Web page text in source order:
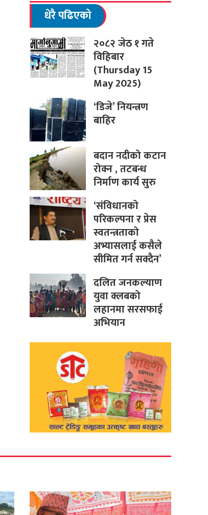
धेरै पढिएको
२०८२ जेठ १ गते
विहिबार
(Thursday 15
May 2025)
‘डिजे’ नियन्त्रण
बाहिर
बदान नदीको कटान
रोक्न , तटबन्ध
निर्माण कार्य सुरु
‘संविधानको
परिकल्पना र प्रेस
स्वतन्त्रताको
अभ्यासलाई कसैले
सीमित गर्न सक्दैन’
दलित जनकल्याण
युवा क्लबको
लहानमा सरसफाई
अभियान